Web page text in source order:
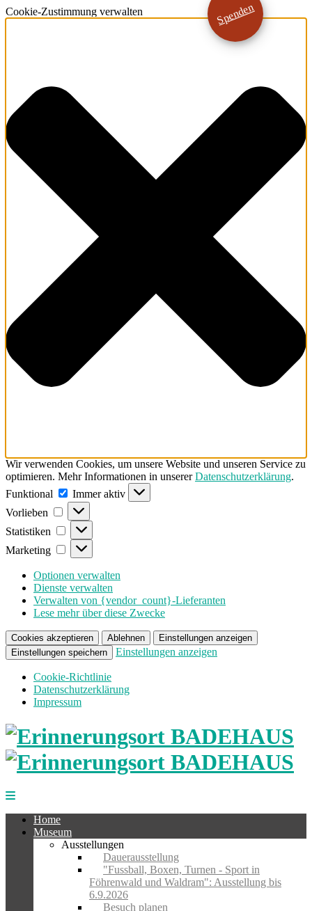
Cookie-Zustimmung verwalten
Wir verwenden Cookies, um unsere Website und unseren Service zu
optimieren. Mehr Informationen in unsererDatenschutzerklärung.
Funktional
Funktional
Immer aktiv
Vorlieben
Vorlieben
Statistiken Statistiken
Marketing Marketing
Optionen verwalten
Dienste verwalten
Verwalten von {vendor_count}-Lieferanten
Lese mehr über diese Zwecke
Cookies akzeptieren Ablehnen
Einstellungen anzeigen
Einstellungen speichern
Einstellungen anzeigen
Cookie-Richtlinie
Datenschutzerklärung
Impressum
Spenden
Home
Museum
Ausstellungen
Dauerausstellung
"Fussball, Boxen, Turnen - Sport in
Föhrenwald und Waldram": Ausstellung bis
6.9.2026
Besuch planen